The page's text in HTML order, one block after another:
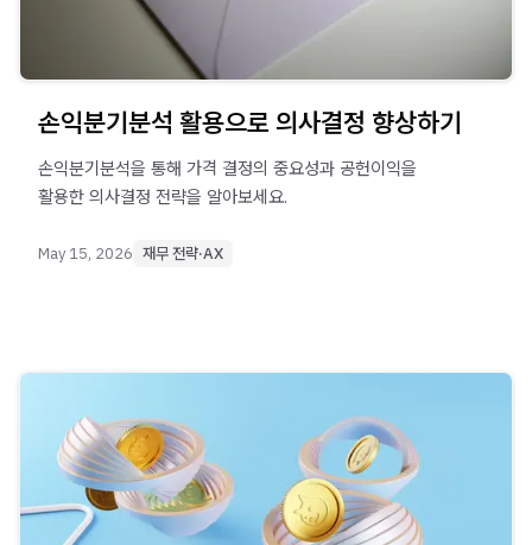
손익분기분석 활용으로 의사결정 향상하기
손익분기분석을 통해 가격 결정의 중요성과 공헌이익을
활용한 의사결정 전략을 알아보세요.
May 15, 2026 재무 전략·AX